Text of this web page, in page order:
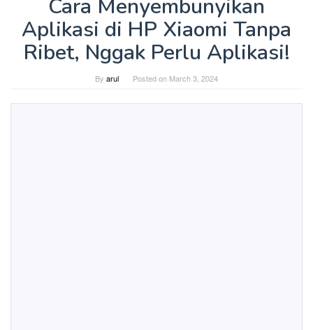
Cara Menyembunyikan
Aplikasi di HP Xiaomi Tanpa
Ribet, Nggak Perlu Aplikasi!
By arul Posted on March 3, 2024